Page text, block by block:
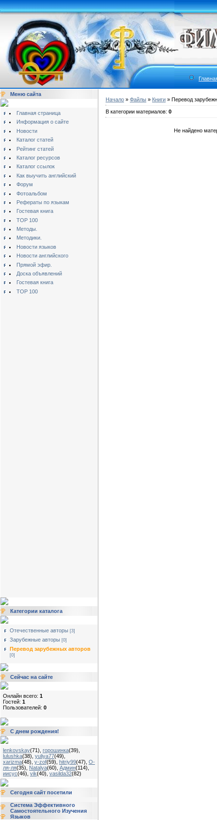
Меню сайта
Главная страница
Информация о сайте
Новости
Каталог статей
Рейтинг статей
Каталог ресурсов
Каталог ссылок
Как выучить английский
Форум
Фотоальбом
Рефераты по языкам
Гостевая книга
TOP 100
Методы.
Методики.
Новости языков
Новости английского
Прямой эфир.
Доска объявлений
Гостевая книга
TOP 100
Категории каталога
Отечественные авторы [3]
Зарубежные авторы [0]
Перевод зарубежных авторов
[0]
Сейчас на сайте
Онлайн всего: 1
Гостей: 1
Пользователей: 0
С днем рождения!
lenkovskay(71) горошинка(39)
lulushka(38) yuliya77(49)
xarizma(48) y-zof(59) hitriy99(47) О-
ля-ля(35) Natalya(60) Админ(114)
иисус(46) vik(40) vasilda32(82)
Сегодня сайт посетили
Система Эффективного
Самостоятельного Изучения
Языков
Начало » Файлы » Книги » Перевод
В категории материалов: 0
Не найдено